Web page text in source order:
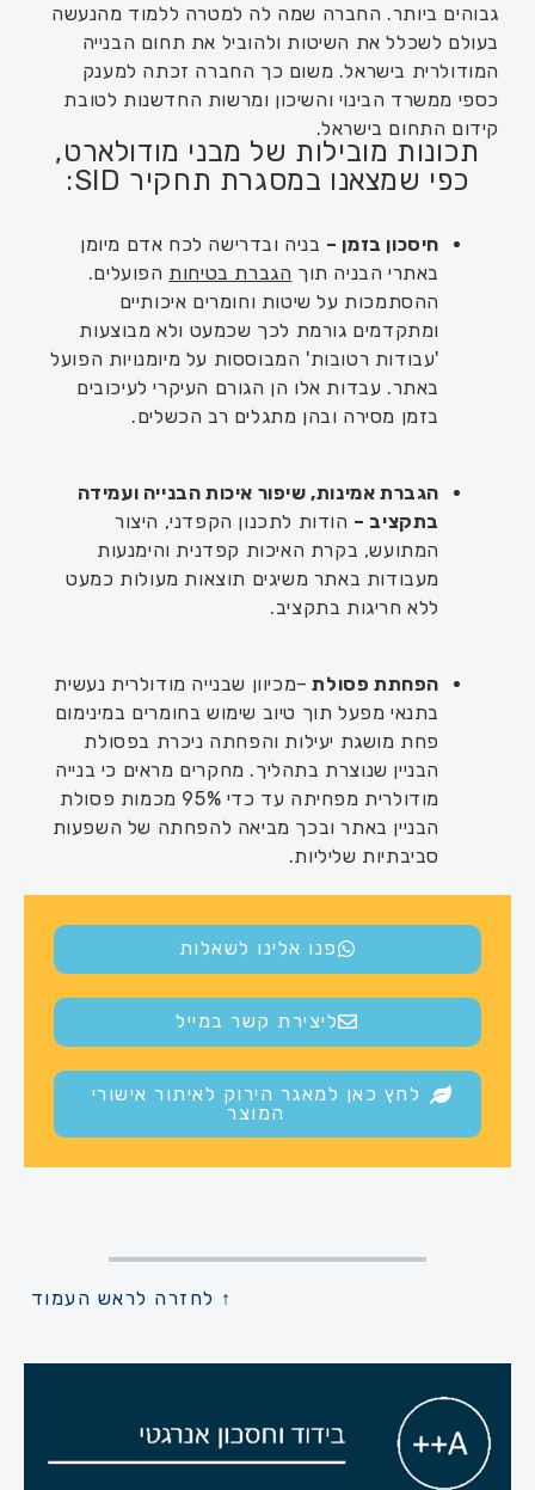
גבוהים ביותר. החברה שמה לה למטרה ללמוד מהנעשה
בעולם לשכלל את השיטות ולהוביל את תחום הבנייה
המודולרית בישראל. משום כך החברה זכתה למענק
כספי ממשרד הבינוי והשיכון ומרשות החדשנות לטובת
קידום התחום בישראל.
פנו אלינו לשאלות
ליצירת קשר במייל
לחץ כאן למאגר הירוק לאיתור אישורי
המוצר
תכונות מובילות של מבני מודולארט,
כפי שמצאנו במסגרת תחקיר SID:
חיסכון בזמן – בניה ובדרישה לכח אדם מיומן
באתרי הבניה תוך הגברת בטיחות הפועלים.
ההסתמכות על שיטות וחומרים איכותיים
ומתקדמים גורמת לכך שכמעט ולא מבוצעות
'עבודות רטובות' המבוססות על מיומנויות הפועל
באתר. עבדות אלו הן הגורם העיקרי לעיכובים
בזמן מסירה ובהן מתגלים רב הכשלים.
הגברת אמינות, שיפור איכות הבנייה ועמידה
בתקציב – הודות לתכנון הקפדני, היצור
המתועש, בקרת האיכות קפדנית והימנעות
מעבודות באתר משיגים תוצאות מעולות כמעט
ללא חריגות בתקציב.
הפחתת פסולת –מכיוון שבנייה מודולרית נעשית
בתנאי מפעל תוך טיוב שימוש בחומרים במינימום
פחת מושגת יעילות והפחתה ניכרת בפסולת
הבניין שנוצרת בתהליך. מחקרים מראים כי בנייה
מודולרית מפחיתה עד כדי 95% מכמות פסולת
הבניין באתר ובכך מביאה להפחתה של השפעות
סביבתיות שליליות.
↑ לחזרה לראש העמוד